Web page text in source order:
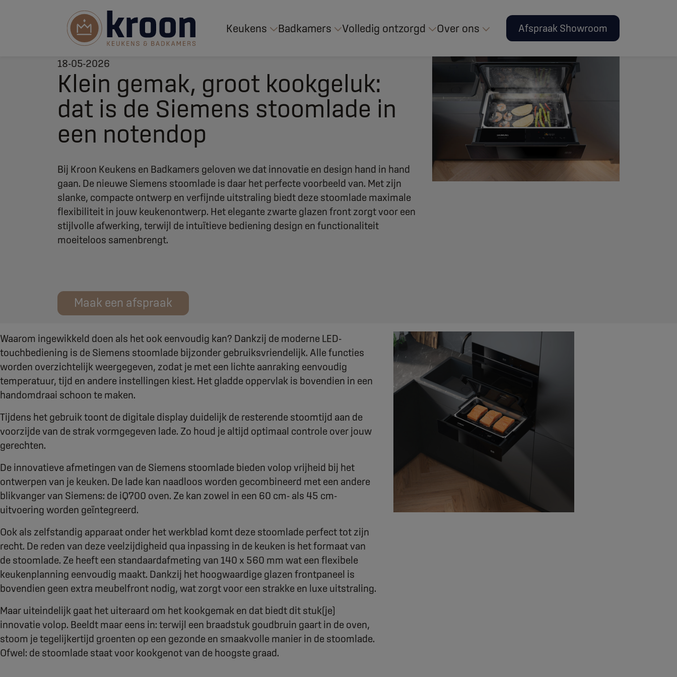
Keukens Badkamers Volledig ontzorgd Over ons Afspraak Showroom
18-05-2026
Klein gemak, groot kookgeluk:
dat is de Siemens stoomlade in
een notendop
Bij Kroon Keukens en Badkamers geloven we dat innovatie en design hand in hand
gaan. De nieuwe Siemens stoomlade is daar het perfecte voorbeeld van. Met zijn
slanke, compacte ontwerp en verfijnde uitstraling biedt deze stoomlade maximale
flexibiliteit in jouw keukenontwerp. Het elegante zwarte glazen front zorgt voor een
stijlvolle afwerking, terwijl de intuïtieve bediening design en functionaliteit
moeiteloos samenbrengt.
Maak een afspraak
Waarom ingewikkeld doen als het ook eenvoudig kan? Dankzij de moderne LED-
touchbediening is de Siemens stoomlade bijzonder gebruiksvriendelijk. Alle functies
worden overzichtelijk weergegeven, zodat je met een lichte aanraking eenvoudig
temperatuur, tijd en andere instellingen kiest. Het gladde oppervlak is bovendien in een
handomdraai schoon te maken.
Tijdens het gebruik toont de digitale display duidelijk de resterende stoomtijd aan de
voorzijde van de strak vormgegeven lade. Zo houd je altijd optimaal controle over jouw
gerechten.
De innovatieve afmetingen van de Siemens stoomlade bieden volop vrijheid bij het
ontwerpen van je keuken. De lade kan naadloos worden gecombineerd met een andere
blikvanger van Siemens: de iQ700 oven. Ze kan zowel in een 60 cm- als 45 cm-
uitvoering worden geïntegreerd.
Ook als zelfstandig apparaat onder het werkblad komt deze stoomlade perfect tot zijn
recht. De reden van deze veelzijdigheid qua inpassing in de keuken is het formaat van
de stoomlade. Ze heeft een standaardafmeting van 140 x 560 mm wat een flexibele
keukenplanning eenvoudig maakt. Dankzij het hoogwaardige glazen frontpaneel is
bovendien geen extra meubelfront nodig, wat zorgt voor een strakke en luxe uitstraling.
Maar uiteindelijk gaat het uiteraard om het kookgemak en dat biedt dit stuk(je)
innovatie volop. Beeldt maar eens in: terwijl een braadstuk goudbruin gaart in de oven,
stoom je tegelijkertijd groenten op een gezonde en smaakvolle manier in de stoomlade.
Ofwel: de stoomlade staat voor kookgenot van de hoogste graad.